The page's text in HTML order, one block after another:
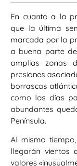
En cuanto a la
que la última
marcada por la
a buena parte
amplias zonas
presiones
borrascas
como los días
abundantes
Península.
Al mismo
llegarán vientos
valores